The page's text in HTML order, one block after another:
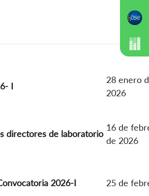
I
28 enero
2026
directores de laboratorio
16 de
de 2026
2026-I 25 de